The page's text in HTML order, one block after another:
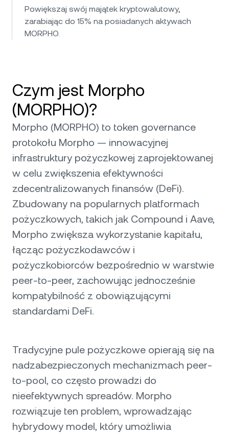
Powiększaj swój majątek kryptowalutowy,
zarabiając do 15% na posiadanych aktywach
MORPHO.
Czym jest Morpho
(MORPHO)?
Morpho (MORPHO) to token governance
protokołu Morpho — innowacyjnej
infrastruktury pożyczkowej zaprojektowanej
w celu zwiększenia efektywności
zdecentralizowanych finansów (DeFi).
Zbudowany na popularnych platformach
pożyczkowych, takich jak Compound i Aave,
Morpho zwiększa wykorzystanie kapitału,
łącząc pożyczkodawców i
pożyczkobiorców bezpośrednio w warstwie
peer-to-peer, zachowując jednocześnie
kompatybilność z obowiązującymi
standardami DeFi.
Tradycyjne pule pożyczkowe opierają się na
nadzabezpieczonych mechanizmach peer-
to-pool, co często prowadzi do
nieefektywnych spreadów. Morpho
rozwiązuje ten problem, wprowadzając
hybrydowy model, który umożliwia